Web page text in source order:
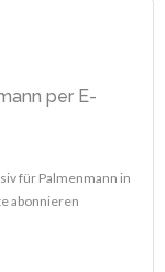
per E-
für Palmenmann in
abonnieren